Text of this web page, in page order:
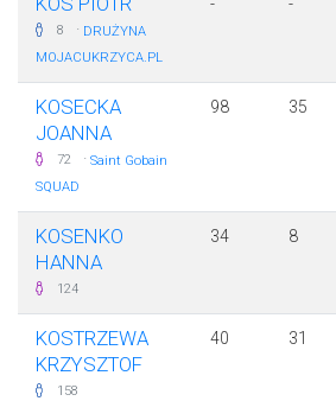
8 · DRUŻYNA
MOJACUKRZYCA.PL
KOSECKA
JOANNA
72 · Saint Gobain
SQUAD
98 35
KOSENKO
HANNA
124
34 8
KOSTRZEWA
KRZYSZTOF
158
40 31